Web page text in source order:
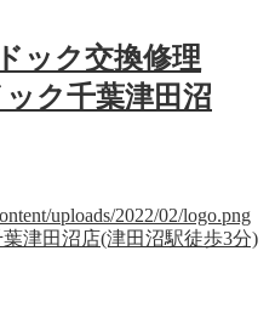
ック交換修理
ック千葉津田沼
uploads/2022/02/logo.png
津田沼店(津田沼駅徒歩3分)